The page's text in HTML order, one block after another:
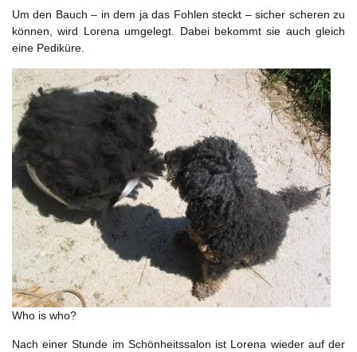
Um den Bauch – in dem ja das Fohlen steckt – sicher scheren zu
können, wird Lorena umgelegt. Dabei bekommt sie auch gleich
eine Pediküre.
Who is who?
Nach einer Stunde im Schönheitssalon ist Lorena wieder auf der